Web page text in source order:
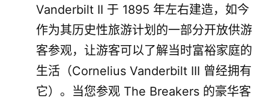
Vanderbilt II 于 1895 年左右建造，如今
作为其历史性旅游计划的一部分开放供游
客参观，让游客可以了解当时富裕家庭的
生活（Cornelius Vanderbilt III 曾经拥有
它）。当您参观 The Breakers 的豪华客